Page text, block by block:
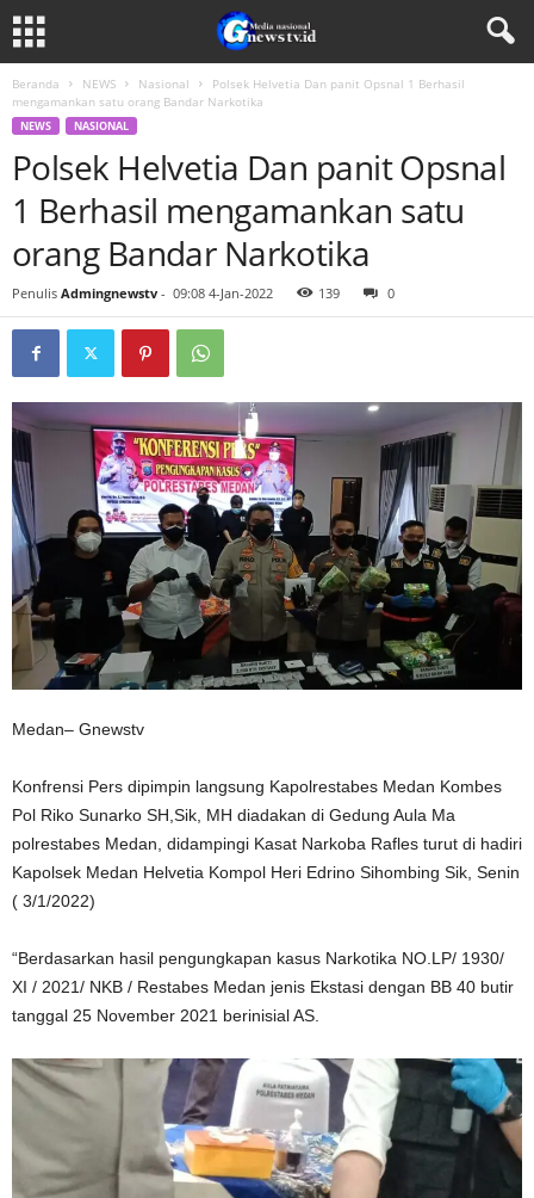
Beranda NEWS Nasional
Polsek Helvetia Dan panit Opsnal 1 Berhasil
mengamankan satu orang Bandar Narkotika
NEWS NASIONAL
Polsek Helvetia Dan panit Opsnal
1 Berhasil mengamankan satu
orang Bandar Narkotika
Penulis Admingnewstv - 09:08 4-Jan-2022 139 0
Medan– Gnewstv
Konfrensi Pers dipimpin langsung Kapolrestabes Medan Kombes
Pol Riko Sunarko SH,Sik, MH diadakan di Gedung Aula Ma
polrestabes Medan, didampingi Kasat Narkoba Rafles turut di hadiri
Kapolsek Medan Helvetia Kompol Heri Edrino Sihombing Sik, Senin
( 3/1/2022)
“Berdasarkan hasil pengungkapan kasus Narkotika NO.LP/ 1930/
XI / 2021/ NKB / Restabes Medan jenis Ekstasi dengan BB 40 butir
tanggal 25 November 2021 berinisial AS.